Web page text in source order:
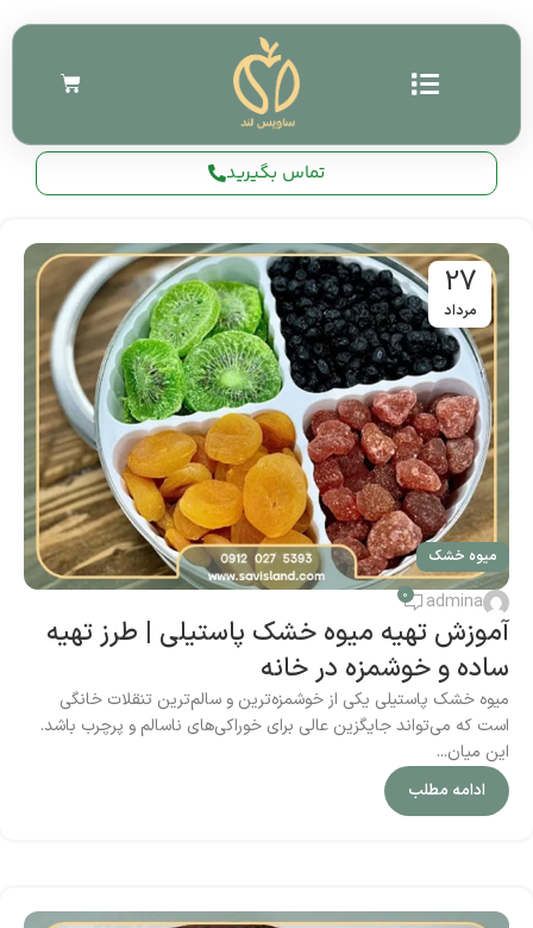
تماس بگیرید
27
مرداد
میوه خشک
admina
0
آموزش تهیه میوه خشک پاستیلی | طرز تهیه
ساده و خوشمزه در خانه
میوه خشک پاستیلی یکی از خوشمزه‌ترین و سالم‌ترین تنقلات خانگی
است که می‌تواند جایگزین عالی برای خوراکی‌های ناسالم و پرچرب باشد.
این میان...
ادامه مطلب